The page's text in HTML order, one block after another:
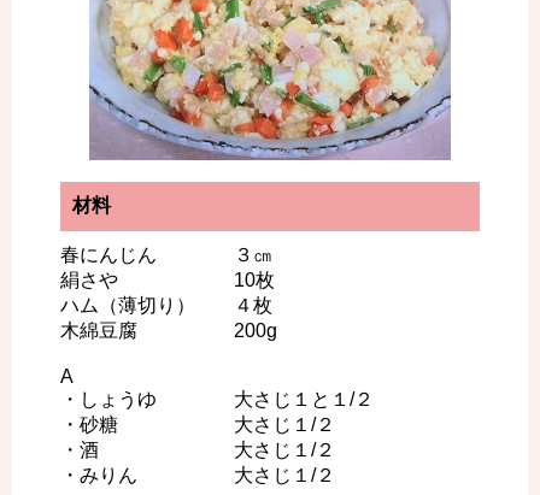
材料
春にんじん ３㎝
絹さや 10枚
ハム（薄切り） ４枚
木綿豆腐 200g
A
・しょうゆ 大さじ１と１/２
・砂糖 大さじ１/２
・酒 大さじ１/２
・みりん 大さじ１/２